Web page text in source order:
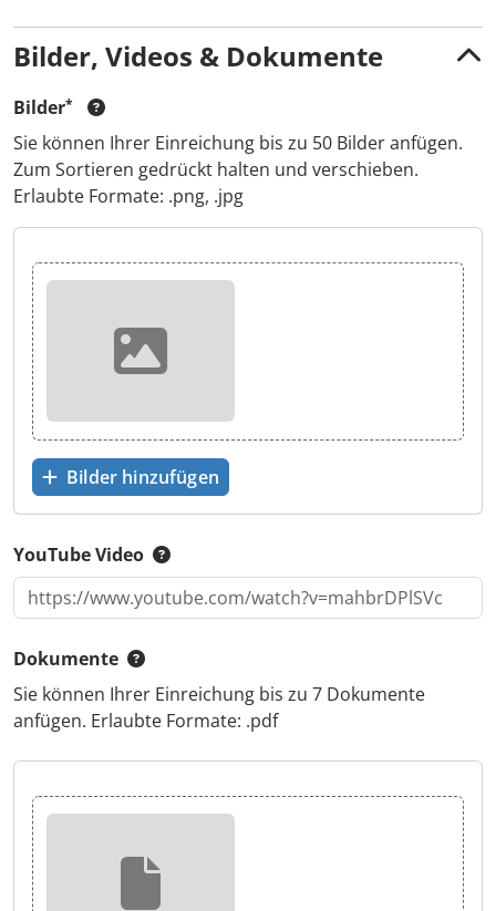
Bilder, Videos & Dokumente
Bilder
Sie können Ihrer Einreichung bis zu 50 Bilder anfügen.
Zum Sortieren gedrückt halten und verschieben.
Erlaubte Formate: .png, .jpg
Bilder hinzufügen
YouTube Video
Dokumente
Sie können Ihrer Einreichung bis zu 7 Dokumente
anfügen. Erlaubte Formate: .pdf